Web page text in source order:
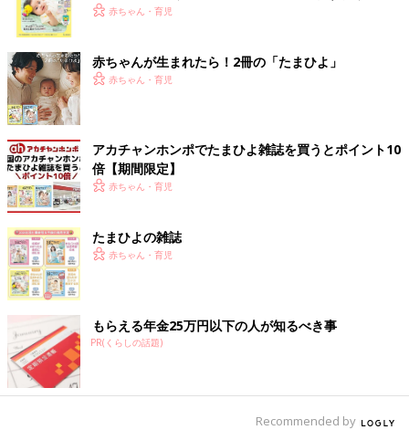
出典：Instagramアカウント「gnm.ao」
こちらはgnm.aoさんがセリアで見つけた「ウッドプレート ハロ
ウィン」。大好きなギンガムチェック柄に惹かれて購入したのだ
そう。ゆるっとしたオバケのイラストも可愛いですよね。ナチュ
ラルな雰囲気で派手すぎないので、どんなインテリアにも合わせ
やすそうです◎
く！ おっぱい・ミルクの基本と夏のトラブル 解決テ
赤ちゃん・育児
赤ちゃんが生まれたら！2冊の「たまひよ」
赤ちゃん・育児
アカチャンホンポでたまひよ雑誌を買うとポイント10
倍【期間限定】
赤ちゃん・育児
たまひよの雑誌
赤ちゃん・育児
もらえる年金25万円以下の人が知るべき事
PR(くらしの話題)
Recommended by